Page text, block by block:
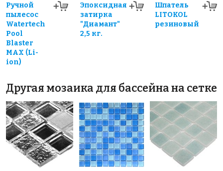
Ручной
пылесос
Watertech
Pool
Blaster
MAX (Li-
ion)
Эпоксидная
затирка
"Диамант"
2,5 кг.
Шпатель
LITOKOL
резиновый
Другая мозаика для бассейна на сетке